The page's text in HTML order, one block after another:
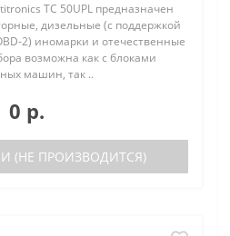
TC 50UPL предназначен
дизельные (с поддержкой
2) иномарки и отечественные
возможна как с блоками
машин, так ..
0 р.
(НЕ ПРОИЗВОДИТСЯ)